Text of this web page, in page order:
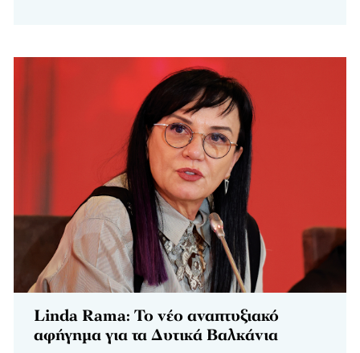
Linda Rama: Το νέο αναπτυξιακό
αφήγημα για τα Δυτικά Βαλκάνια